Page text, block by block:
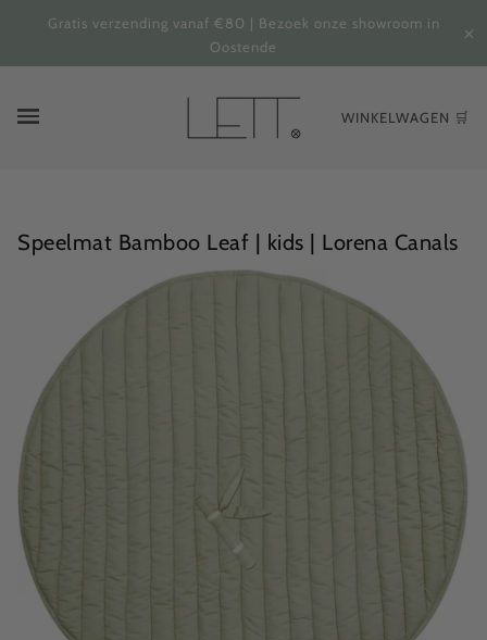
Gratis verzending vanaf €80 | Bezoek onze showroom in
Oostende
✕
WINKELWAGEN 🛒
Speelmat Bamboo Leaf | kids | Lorena Canals